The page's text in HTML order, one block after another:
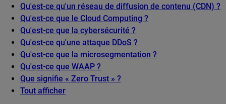
Qu'est-ce qu'un réseau de diffusion de contenu (CDN) ?
Qu'est-ce que le Cloud Computing ?
Qu'est-ce que la cybersécurité ?
Qu'est-ce qu'une attaque DDoS ?
Qu'est-ce que la microsegmentation ?
Qu'est-ce que WAAP ?
Que signifie « Zero Trust » ?
Tout afficher